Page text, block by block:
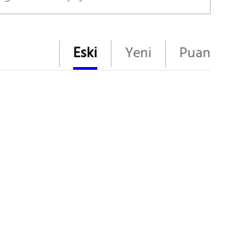
Eski Yeni Puan